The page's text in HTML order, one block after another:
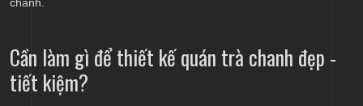
chanh.
Cần làm gì để thiết kế quán trà chanh đẹp -
tiết kiệm?